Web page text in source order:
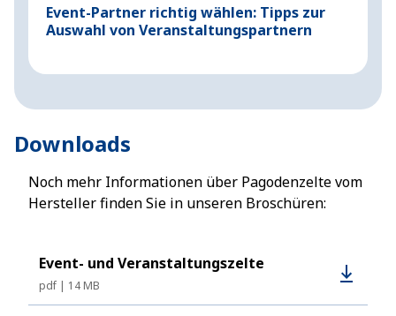
Event-Partner richtig wählen: Tipps zur
Auswahl von Veranstaltungspartnern
Downloads
Noch mehr Informationen über Pagodenzelte vom
Hersteller finden Sie in unseren Broschüren:
Event- und Veranstaltungszelte
pdf 14 MB